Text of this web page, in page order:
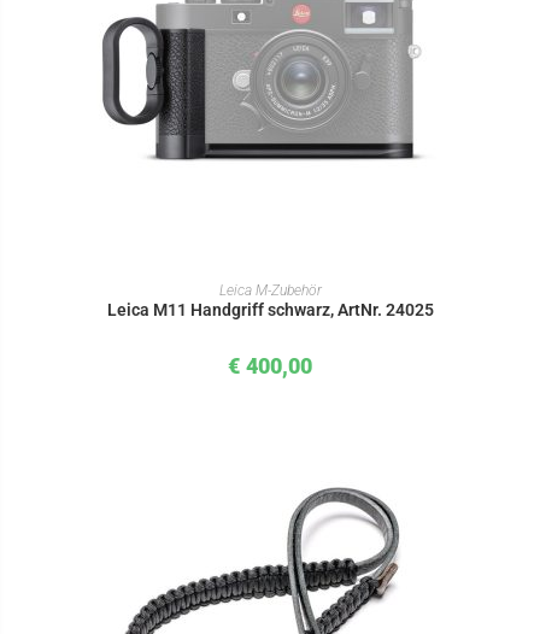
IN DEN WARENKORB
Leica M-Zubehör
Leica M11 Handgriff schwarz, ArtNr. 24025
€ 400,00